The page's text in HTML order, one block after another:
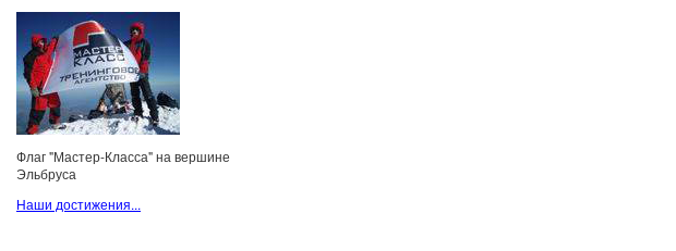
Флаг "Мастер-Класса" на вершине
Эльбруса
Наши достижения...